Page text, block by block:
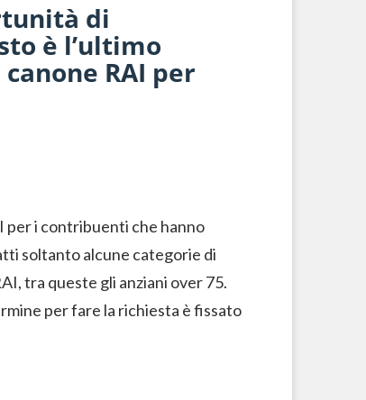
di
è l’ultimo
RAI per
per i contribuenti che hanno
soltanto alcune categorie di
tra queste gli anziani over 75.
per fare la richiesta è fissato